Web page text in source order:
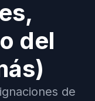
del
de